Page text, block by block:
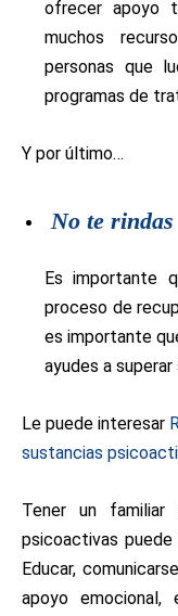
ofrecer apoyo
muchos
personas que
programas de
Y por último…
No te rindas
Es importante
proceso de
es importante
ayudes a superar
Le puede interesar
sustancias
Tener un familiar
psicoactivas
Educar,
apoyo